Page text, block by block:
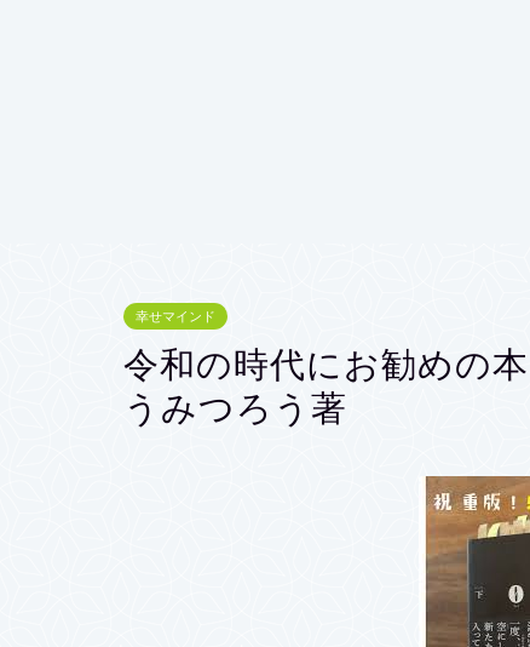
幸せマインド
令和の時代にお勧めの
うみつろう著